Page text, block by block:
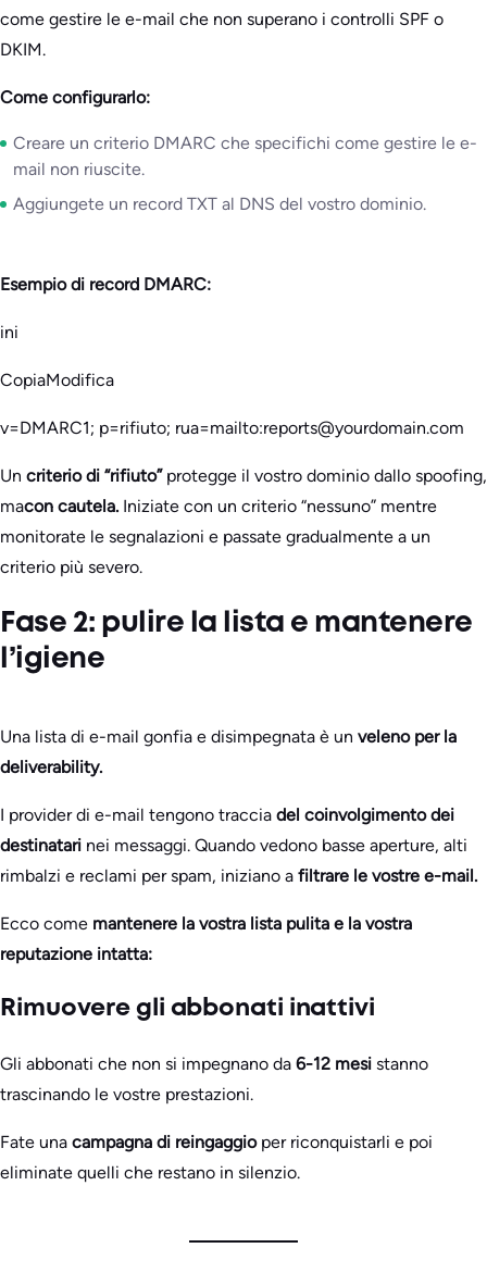
come gestire le e-mail che non superano i controlli SPF o
DKIM.
Come configurarlo:
Creare un criterio DMARC che specifichi come gestire le e-
mail non riuscite.
Aggiungete un record TXT al DNS del vostro dominio.
Esempio di record DMARC:
ini
CopiaModifica
v=DMARC1; p=rifiuto; rua=mailto:reports@yourdomain.com
Un criterio di “rifiuto”protegge il vostro dominio dallo spoofing,
macon cautela. Iniziate con un criterio “nessuno” mentre
monitorate le segnalazioni e passate gradualmente a un
criterio più severo.
Fase 2: pulire la lista e mantenere
l’igiene
Una lista di e-mail gonfia e disimpegnata è un veleno per la
deliverability.
I provider di e-mail tengono traccia del coinvolgimento dei
destinatari nei messaggi. Quando vedono basse aperture, alti
rimbalzi e reclami per spam, iniziano a filtrare le vostre e-mail.
Ecco come mantenere la vostra lista pulita e la vostra
reputazione intatta:
Rimuovere gli abbonati inattivi
Gli abbonati che non si impegnano da 6-12 mesi stanno
trascinando le vostre prestazioni.
Fate una campagna di reingaggioper riconquistarli e poi
eliminate quelli che restano in silenzio.